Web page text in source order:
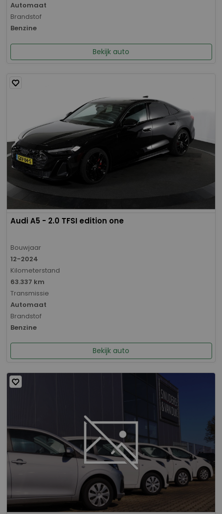
Automaat
Brandstof
Benzine
Bekijk auto
Audi A5 - 2.0 TFSI edition one
Bouwjaar
12-2024
Kilometerstand
63.337 km
Transmissie
Automaat
Brandstof
Benzine
Bekijk auto